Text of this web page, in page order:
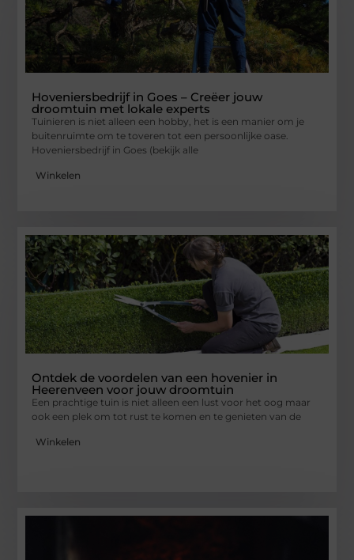
Hoveniersbedrijf in Goes – Creëer jouw
droomtuin met lokale experts
Tuinieren is niet alleen een hobby, het is een manier om je
buitenruimte om te toveren tot een persoonlijke oase.
Hoveniersbedrijf in Goes (bekijk alle
Winkelen
Ontdek de voordelen van een hovenier in
Heerenveen voor jouw droomtuin
Een prachtige tuin is niet alleen een lust voor het oog maar
ook een plek om tot rust te komen en te genieten van de
Winkelen